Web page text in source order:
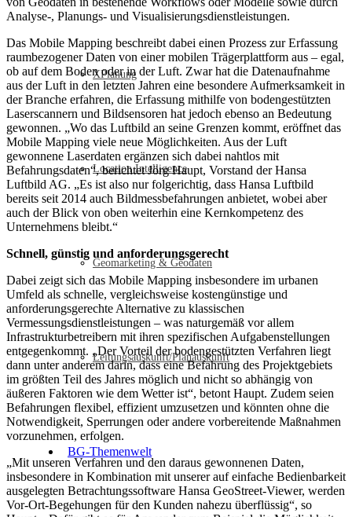
XPlanung
Location Intelligence
Geomarketing & Geodaten
Leitungsauskunft/Planauskunft
BG-Themenwelt
Analyse-, Planungs- und Visualisierungsdienstleistungen.
Das Mobile Mapping beschreibt dabei einen Prozess zur Erfassung
raumbezogener Daten von einer mobilen Trägerplattform aus – egal,
ob auf dem Boden oder in der Luft. Zwar hat die Datenaufnahme
aus der Luft in den letzten Jahren eine besondere Aufmerksamkeit in
der Branche erfahren, die Erfassung mithilfe von bodengestützten
Laserscannern und Bildsensoren hat jedoch ebenso an Bedeutung
gewonnen. „Wo das Luftbild an seine Grenzen kommt, eröffnet das
Mobile Mapping viele neue Möglichkeiten. Aus der Luft
gewonnene Laserdaten ergänzen sich dabei nahtlos mit
Befahrungsdaten“, berichtet Jörg Haupt, Vorstand der Hansa
Luftbild AG. „Es ist also nur folgerichtig, dass Hansa Luftbild
bereits seit 2014 auch Bildmessbefahrungen anbietet, wobei aber
auch der Blick von oben weiterhin eine Kernkompetenz des
Unternehmens bleibt.“
Schnell, günstig und anforderungsgerecht
Dabei zeigt sich das Mobile Mapping insbesondere im urbanen
Umfeld als schnelle, vergleichsweise kostengünstige und
anforderungsgerechte Alternative zu klassischen
Vermessungsdienstleistungen – was naturgemäß vor allem
Infrastrukturbetreibern mit ihren spezifischen Aufgabenstellungen
entgegenkommt. „Der Vorteil der bodengestützten Verfahren liegt
dann unter anderem darin, dass eine Befahrung des Projektgebiets
im größten Teil des Jahres möglich und nicht so abhängig von
äußeren Faktoren wie dem Wetter ist“, betont Haupt. Zudem seien
Befahrungen flexibel, effizient umzusetzen und könnten ohne die
Notwendigkeit, Sperrungen oder andere vorbereitende Maßnahmen
vorzunehmen, erfolgen.
„Mit unseren Verfahren und den daraus gewonnenen Daten,
insbesondere in Kombination mit unserer auf einfache Bedienbarkeit
ausgelegten Betrachtungssoftware Hansa GeoStreet-Viewer, werden
Vor-Ort-Begehungen für den Kunden nahezu überflüssig“, so